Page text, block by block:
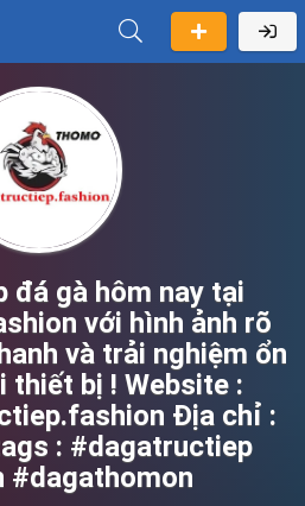
đá gà hôm nay tại
với hình ảnh rõ
và trải nghiệm ổn
thiết bị ! Website :
Địa chỉ :
: #dagatructiep
#dagathomon